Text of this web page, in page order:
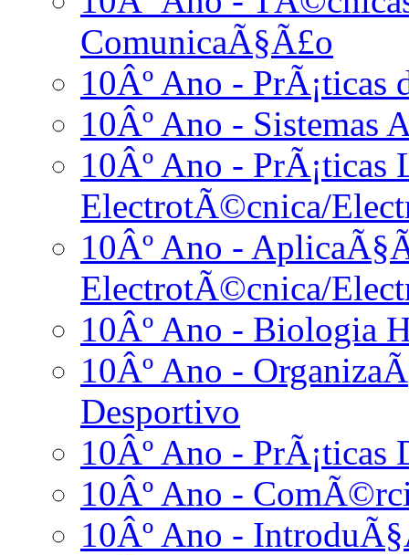
ComunicaÃ§Ã£o
10Âº Ano - PrÃ¡ticas
10Âº Ano - Sistemas
10Âº Ano - PrÃ¡ticas
ElectrotÃ©cnica/
10Âº Ano -
ElectrotÃ©cnica/
10Âº Ano - Biologia
10Âº Ano -
Desportivo
10Âº Ano - PrÃ¡ticas
10Âº Ano -
10Âº Ano -